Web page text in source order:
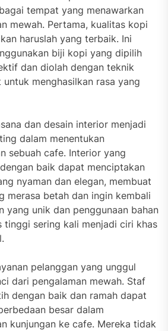
tempat yang menawarkan
mewah. Pertama, kualitas kopi
haruslah yang terbaik. Ini
biji kopi yang dipilih
dan diolah dengan teknik
menghasilkan rasa yang
dan desain interior menjadi
dalam menentukan
sebuah cafe. Interior yang
baik dapat menciptakan
nyaman dan elegan, membuat
merasa betah dan ingin kembali
yang unik dan penggunaan bahan
tinggi sering kali menjadi ciri khas
pelanggan yang unggul
dari pengalaman mewah. Staf
dengan baik dan ramah dapat
besar dalam
kunjungan ke cafe. Mereka tidak